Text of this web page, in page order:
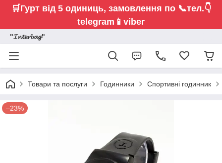
🛒Гурт від 5 одиниць, замовлення по 📞тел.👇
telegram📱viber
"𝓘𝓷𝓽𝓮𝓻𝓫𝓪𝓰"
Товари та послуги Годинники Спортивні годинник
–23%